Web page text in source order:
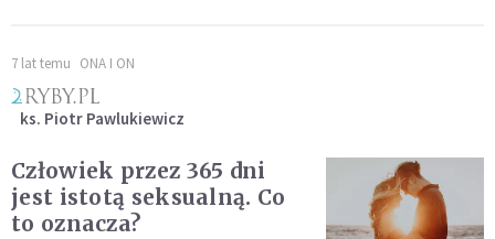
7 lat temu ONA I ON
ks. Piotr Pawlukiewicz
Człowiek przez 365 dni
jest istotą seksualną. Co
to oznacza?